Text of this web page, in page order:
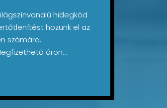
hidegköd
hozunk el az
számára.
áron...